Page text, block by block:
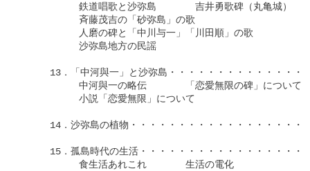
鉄道唱歌と沙弥島　　　　吉井勇歌碑（丸亀城）
斉藤茂吉の「砂弥島」の歌
人磨の碑と「中川与一」「川田順」の歌
沙弥島地方の民謡
13．「中河與一」と沙弥島・・・・・・・・・・・・・・
中河與一の略伝　　　　「恋愛無限の碑」について
小説「恋愛無限」について
14．沙弥島の植物・・・・・・・・・・・・・・・・・・
15．孤島時代の生活・・・・・・・・・・・・・・・・・
食生活あれこれ　　　　生活の電化